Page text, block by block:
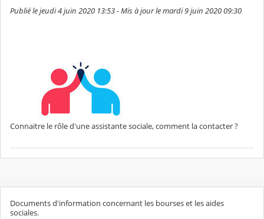
Publié le jeudi 4 juin 2020 13:53 - Mis à jour le mardi 9 juin 2020 09:30
Connaitre le rôle d'une assistante sociale, comment la contacter ?
Documents d'information concernant les bourses et les aides
sociales.